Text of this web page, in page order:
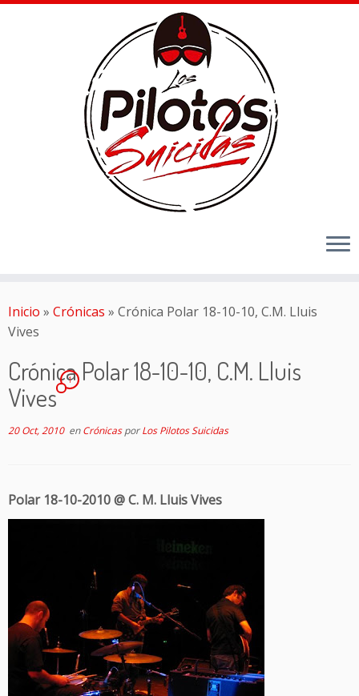
Inicio » Crónicas » Crónica Polar 18-10-10, C.M. Lluis
Vives
Crónica Polar 18-10-10, C.M. Lluis
Vives
1
20 Oct, 2010enCrónicasporLos Pilotos Suicidas
Polar 18-10-2010 @ C. M. Lluis Vives